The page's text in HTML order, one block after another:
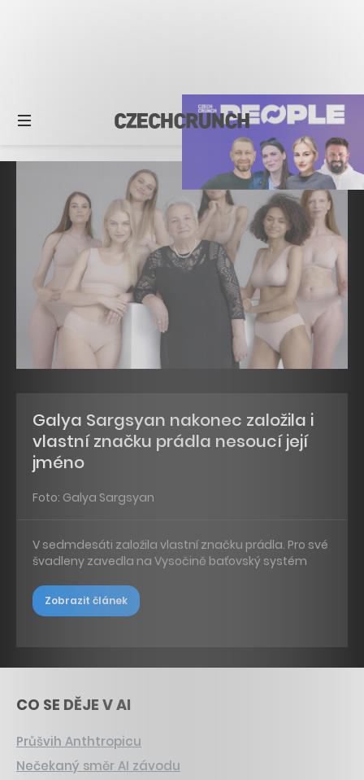
Galya Sargsyan nakonec založila i
vlastní značku prádla nesoucí její
jméno
Foto: Galya Sargsyan
V sedmdesáti založila vlastní značku prádla. Pro své
švadleny zavedla na Vysočině baťovský systém
Zobrazit článek
CO SE DĚJE V AI
Průšvih Anthtropicu
Nečekaný směr AI závodu